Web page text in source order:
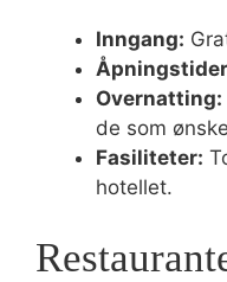
Inngang:
Overnatting:
de som
Fasiliteter:
hotellet.